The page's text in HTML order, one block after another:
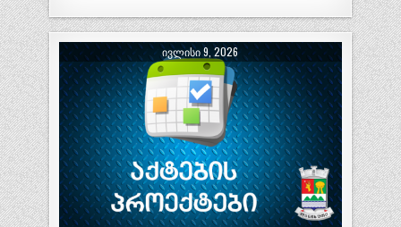
ᲘᲕᲚᲘᲡᲘ 9, 2026